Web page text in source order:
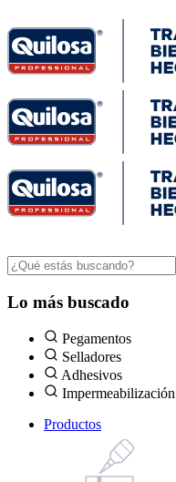
Lo más buscado
Pegamentos
Selladores
Adhesivos
Impermeabilización
Productos